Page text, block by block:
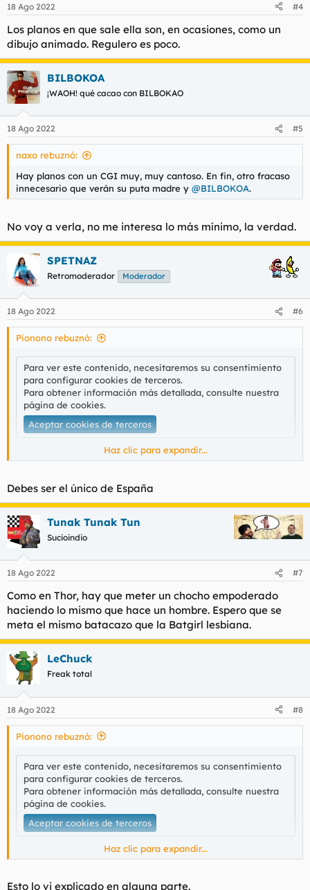
18 Ago 2022 #4
Los planos en que sale ella son, en ocasiones, como un
dibujo animado. Regulero es poco.
BILBOKOA
¡WAOH! qué cacao con BILBOKAO
18 Ago 2022 #5
naxo rebuznó:
Hay planos con un CGI muy, muy cantoso. En fin, otro fracaso
innecesario que verán su puta madre y @BILBOKOA.
No voy a verla, no me interesa lo más mínimo, la verdad.
SPETNAZ
Retromoderador Moderador
18 Ago 2022 #6
Pionono rebuznó:
Para ver este contenido, necesitaremos su consentimiento
para configurar cookies de terceros.
Para obtener información más detallada, consulte nuestra
página de cookies.
Aceptar cookies de terceros
personajes preferidos de Marvel.
Haz clic para expandir...
Debes ser el único de España
Tunak Tunak Tun
Sucioindio
18 Ago 2022 #7
Como en Thor, hay que meter un chocho empoderado
haciendo lo mismo que hace un hombre. Espero que se
meta el mismo batacazo que la Batgirl lesbiana.
LeChuck
Freak total
18 Ago 2022 #8
Pionono rebuznó:
Para ver este contenido, necesitaremos su consentimiento
para configurar cookies de terceros.
Para obtener información más detallada, consulte nuestra
página de cookies.
Aceptar cookies de terceros
aunque incomprensiblemente, la calidad de los FX es muy
Haz clic para expandir...
Esto lo vi explicado en alguna parte.